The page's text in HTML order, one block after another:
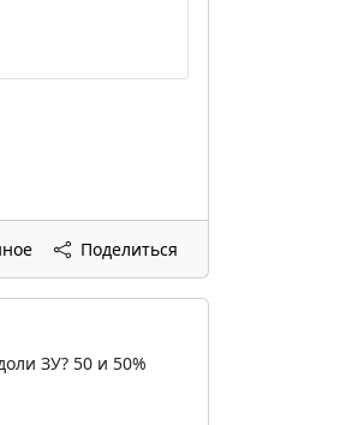
Поделиться
ЗУ? 50 и 50%